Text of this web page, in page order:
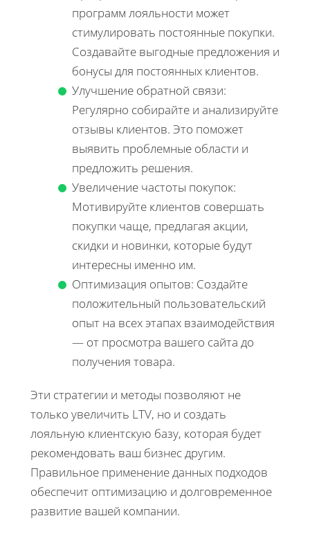
программ лояльности может
стимулировать постоянные покупки.
Создавайте выгодные предложения и
бонусы для постоянных клиентов.
Улучшение обратной связи:
Регулярно собирайте и анализируйте
отзывы клиентов. Это поможет
выявить проблемные области и
предложить решения.
Увеличение частоты покупок:
Мотивируйте клиентов совершать
покупки чаще, предлагая акции,
скидки и новинки, которые будут
интересны именно им.
Оптимизация опытов: Создайте
положительный пользовательский
опыт на всех этапах взаимодействия
— от просмотра вашего сайта до
получения товара.
Эти стратегии и методы позволяют не
только увеличить LTV, но и создать
лояльную клиентскую базу, которая будет
рекомендовать ваш бизнес другим.
Правильное применение данных подходов
обеспечит оптимизацию и долговременное
развитие вашей компании.